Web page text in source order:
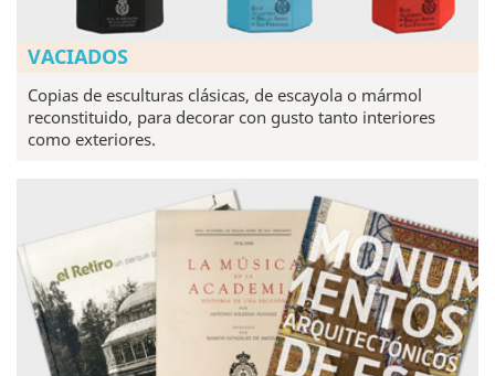
VACIADOS
Copias de esculturas clásicas, de escayola o mármol
reconstituido, para decorar con gusto tanto interiores
como exteriores.